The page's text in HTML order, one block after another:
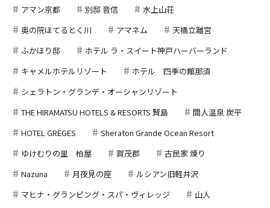
アマン京都
別邸 音信
水上山荘
奥の院ほてるとく川
アマネム
天橋立離宮
ふかほり邸
ホテル ラ・スイート神戸ハーバーランド
キャメルホテルリゾート
ホテル 四季の館那須
シェラトン・グランデ・オーシャンリゾート
THE HIRAMATSU HOTELS & RESORTS 賢島
間人温泉 炭平
HOTEL GREGES
Sheraton Grande Ocean Resort
ゆけむりの里 柏屋
賀茂郡
古民家 煉り
Nazuna
月夜見の座
ルシアン旧軽井沢
マヒナ・グランピング・スパ・ヴィレッジ
山人